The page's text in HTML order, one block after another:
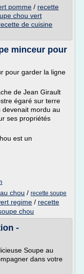
pomme / recette
chou vert
de cuisine
minceur pour
pour garder la ligne
de Jean Girault
égaré sur terre
mordu au
ses propriétés
est un
chou / recette soupe
regime / recette
chou
-
Soupe au
dans votre